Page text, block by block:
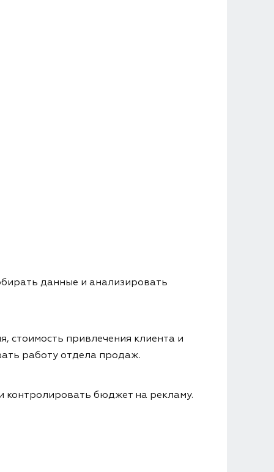
данные и анализировать
стоимость привлечения клиента и
работу отдела продаж.
контролировать бюджет на рекламу.